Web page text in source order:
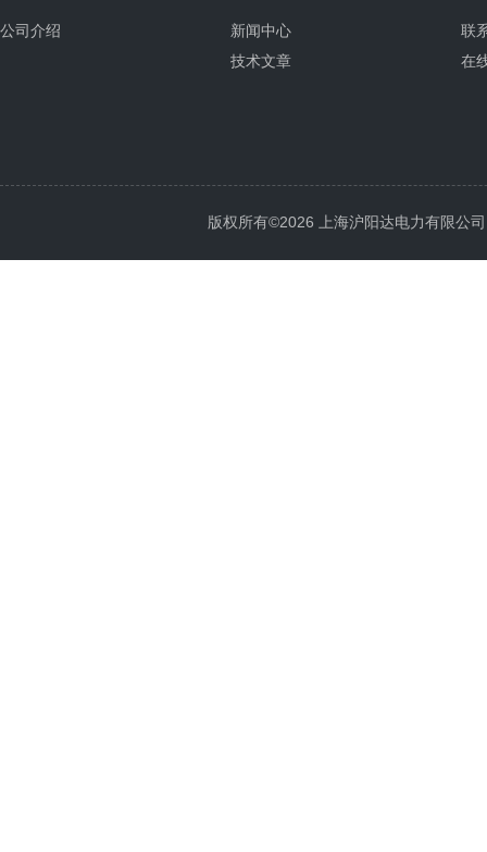
公司介绍
新闻中心
技术文章
联
在
版权所有©2026 上海沪阳达电力有限公